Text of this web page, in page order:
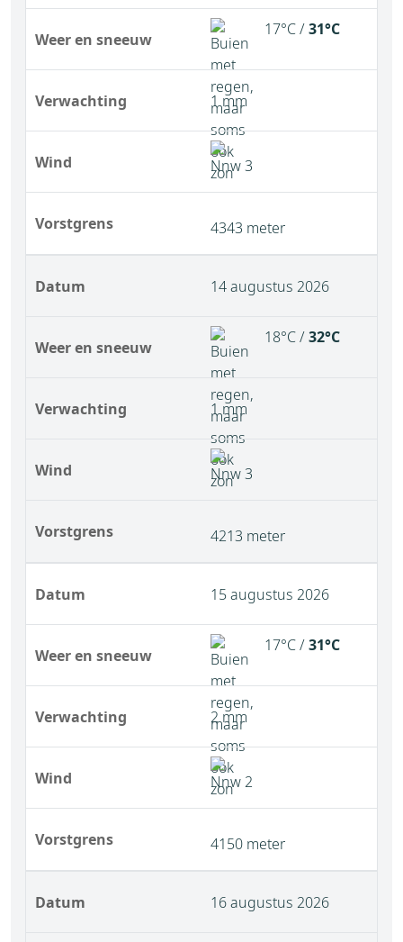
Weer en sneeuw
Verwachting
Wind
Vorstgrens
17°C /31°C
1 mm
4343 meter
Datum
Weer en sneeuw
Verwachting
Wind
Vorstgrens
14 augustus 2026
18°C /32°C
1 mm
4213 meter
Datum
Weer en sneeuw
Verwachting
Wind
Vorstgrens
15 augustus 2026
17°C /31°C
2 mm
4150 meter
Datum 16 augustus 2026